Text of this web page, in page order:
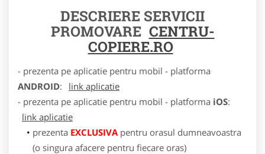
DESCRIERE SERVICII
PROMOVARE CENTRU-
COPIERE.RO
- prezenta pe aplicatie pentru mobil - platforma
ANDROID:
link aplicatie
- prezenta pe aplicatie pentru mobil - platforma iOS:
link aplicatie
prezenta EXCLUSIVApentru orasul dumneavoastra
(o singura afacere pentru fiecare oras)